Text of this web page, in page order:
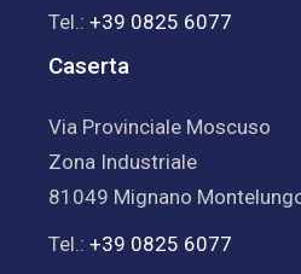
Tel.:+39 0825 6077
Caserta
Via Provinciale Moscuso
Zona Industriale
81049 Mignano
Tel.:+39 0825 6077